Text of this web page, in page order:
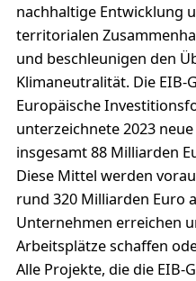
nachhaltige Entwicklung
territorialen
und beschleunigen den
Klimaneutralität. Die EIB-
Europäische
unterzeichnete 2023
insgesamt 88 Milliarden
Diese Mittel werden
rund 320 Milliarden Euro
Unternehmen erreichen
Arbeitsplätze schaffen
Alle Projekte, die die EIB-